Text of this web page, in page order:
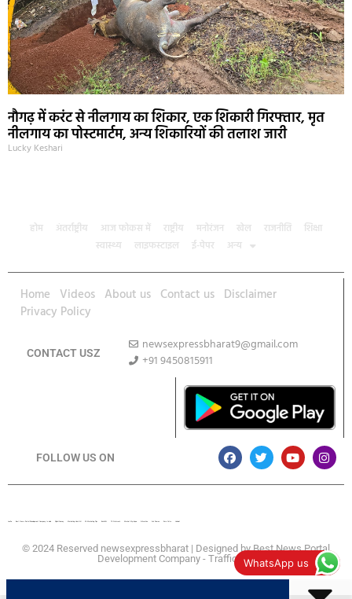
नौगढ़ में करंट से नीलगाय का शिकार, एक शिकारी गिरफ्तार, मृत
नीलगाय का पोस्टमार्टम, अन्य शिकारियों की तलाश जारी
Lucky Keshari
होम अंतर्राष्ट्रीय आज फोकस में राष्ट्रीय मनोरंजन खेल राजनीति
शिक्षा
स्वास्थ्य
लाइफस्टाइल ई-पेपर अन्य
Home Videos About us Contact us Disclaimer
Privacy Policy
CONTACT USZ
newsexpressbharat9@gmail.com
+91 9450815911
FOLLOW US ON
© 2024 Reserved newsexpressbharat | Designed byBest News Portal
Development Company- Traffic TailWhatsApp us